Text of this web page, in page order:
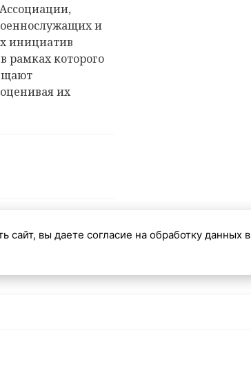
и
инициатив
рамках которого
их
сайт, вы даете согласие на обработку данных в